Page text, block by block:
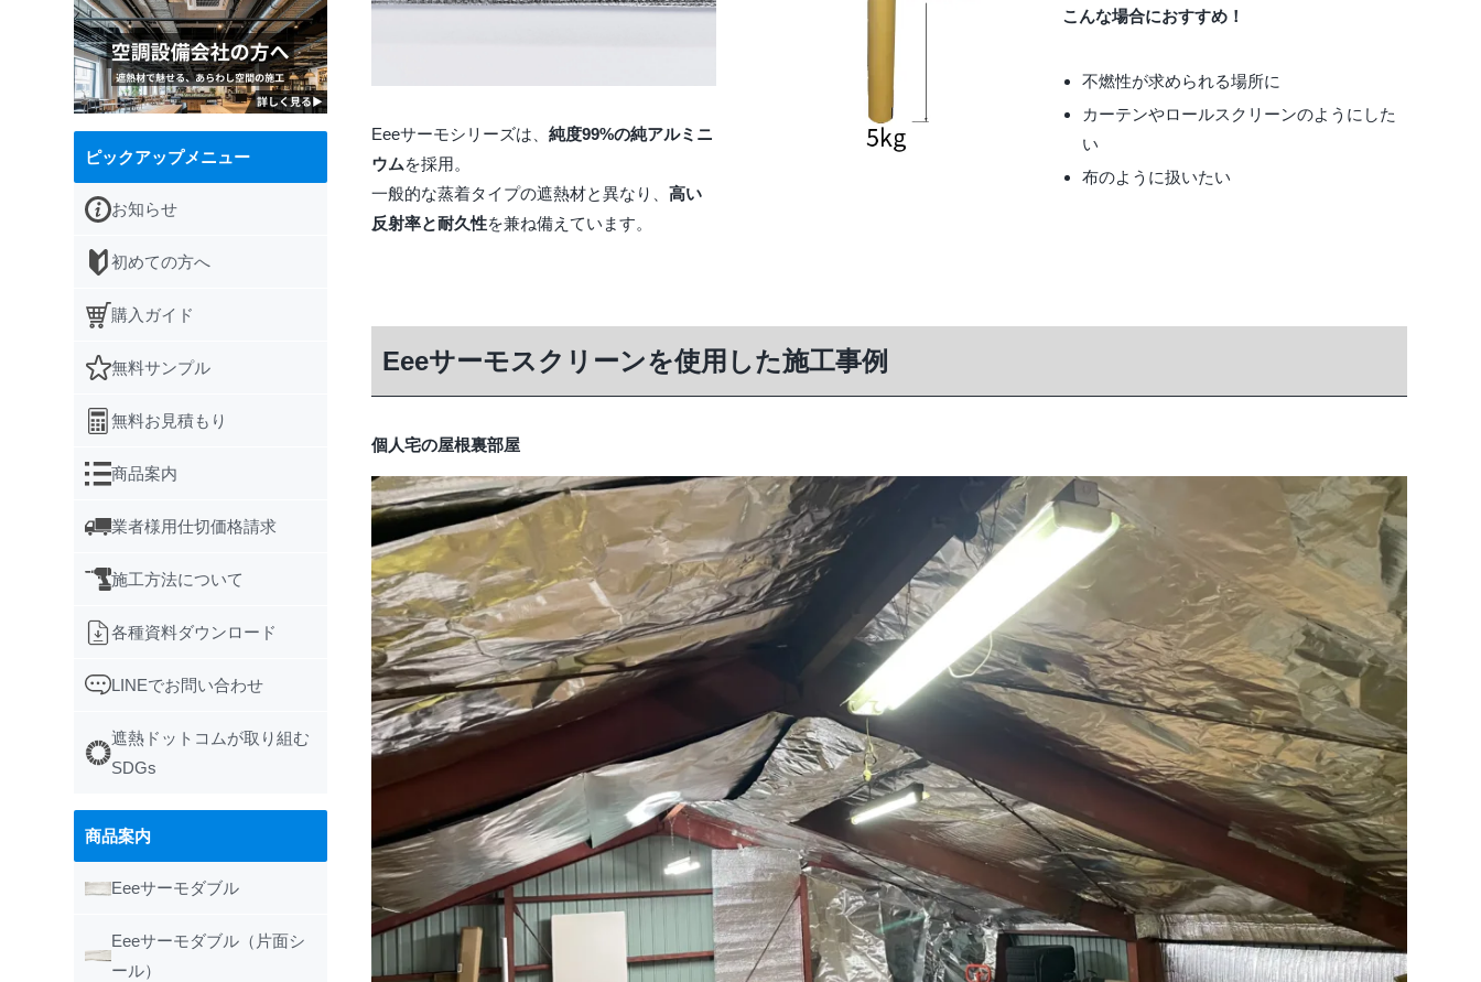
Eeeサーモシリーズは、純度99%の純アルミニ
ウムを採用。
一般的な蒸着タイプの遮熱材と異なり、高い
反射率と耐久性を兼ね備えています。
こんな場合におすすめ！
不燃性が求められる場所に
カーテンやロールスクリーンのようにした
い
布のように扱いたい
Eeeサーモスクリーンを使用した施工事例
個人宅の屋根裏部屋
ピックアップメニュー
お知らせ
初めての方へ
購入ガイド
無料サンプル
無料お見積もり
商品案内
業者様用仕切価格請求
施工方法について
各種資料ダウンロード
LINEでお問い合わせ
遮熱ドットコムが取り組む
SDGs
商品案内
Eeeサーモダブル
Eeeサーモダブル（片面シ
ール）